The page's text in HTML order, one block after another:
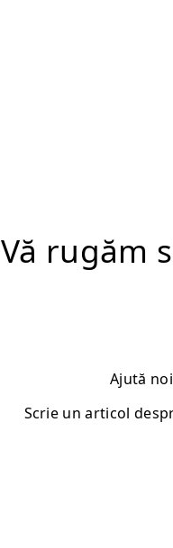
Vă rugăm
Ajută
Scrie un articol